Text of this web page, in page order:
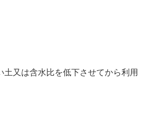
又は含水比を低下させてから利用